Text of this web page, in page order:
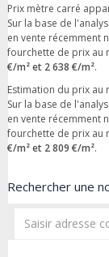
Prix mètre carré
Sur la base de
en vente récemment
fourchette de prix au
€/m² et 2 638 €/m².
Estimation du prix au
Sur la base de
en vente récemment
fourchette de prix au
€/m² et 2 809 €/m².
Rechercher une